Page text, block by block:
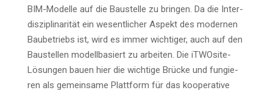
BIM-Model­le auf die Bau­stel­le zu brin­gen. Da die Inter­
dis­zi­pli­na­ri­tät ein wesent­li­cher Aspekt des moder­nen
Bau­be­triebs ist, wird es immer wich­ti­ger, auch auf den
Bau­stel­len modell­ba­siert zu arbei­ten. Die iTWO­si­te-
Lösun­gen bau­en hier die wich­ti­ge Brü­cke und fun­gie­
ren als gemein­sa­me Platt­form für das koope­ra­ti­ve